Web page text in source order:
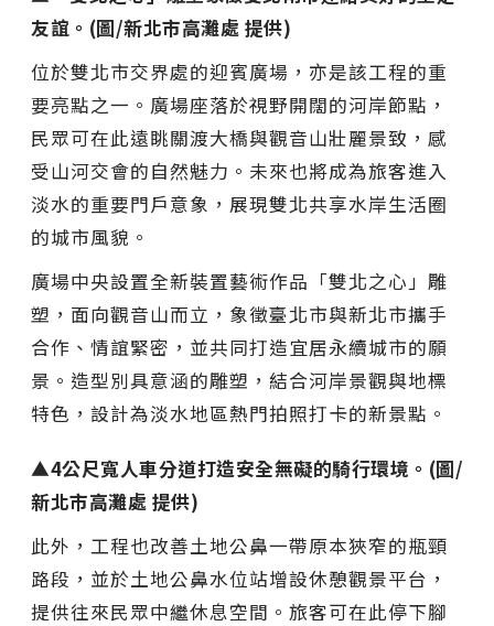
友誼。(圖/新北市高灘處 提供)
位於雙北市交界處的迎賓廣場，亦是該工程的重
要亮點之一。廣場座落於視野開闊的河岸節點，
民眾可在此遠眺關渡大橋與觀音山壯麗景致，感
受山河交會的自然魅力。未來也將成為旅客進入
淡水的重要門戶意象，展現雙北共享水岸生活圈
的城市風貌。
廣場中央設置全新裝置藝術作品「雙北之心」雕
塑，面向觀音山而立，象徵臺北市與新北市攜手
合作、情誼緊密，並共同打造宜居永續城市的願
景。造型別具意涵的雕塑，結合河岸景觀與地標
特色，設計為淡水地區熱門拍照打卡的新景點。
▲4公尺寬人車分道打造安全無礙的騎行環境。(圖/
新北市高灘處 提供)
此外，工程也改善土地公鼻一帶原本狹窄的瓶頸
路段，並於土地公鼻水位站增設休憩觀景平台，
提供往來民眾中繼休息空間。旅客可在此停下腳